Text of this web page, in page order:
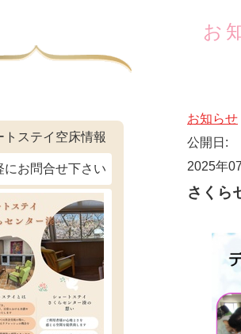
お
お知らせ
公開日:
2025年
さくら
トステイ空床情報
にお問合せ下さい